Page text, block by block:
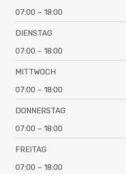
07:00 – 18:00
DIENSTAG
07:00 – 18:00
MITTWOCH
07:00 – 18:00
DONNERSTAG
07:00 – 18:00
FREITAG
07:00 – 18:00